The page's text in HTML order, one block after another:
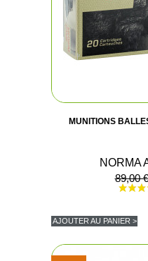
MUNITIONS
NORMA
89,00 €
AJOUTER AU PANIER >